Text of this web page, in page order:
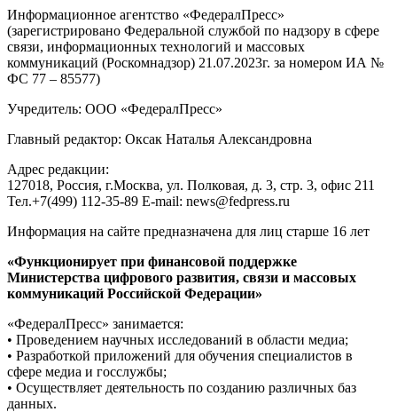
Информационное агентство «ФедералПресс»
(зарегистрировано Федеральной службой по надзору в сфере
связи, информационных технологий и массовых
коммуникаций (Роскомнадзор) 21.07.2023г. за номером ИА №
ФС 77 – 85577)
Учредитель: ООО «ФедералПресс»
Главный редактор: Оксак Наталья Александровна
Адрес редакции:
127018, Россия, г.Москва, ул. Полковая, д. 3, стр. 3, офис 211
Тел.+7(499) 112-35-89 E-mail: news@fedpress.ru
Информация на сайте предназначена для лиц старше 16 лет
«Функционирует при финансовой поддержке
Министерства цифрового развития, связи и массовых
коммуникаций Российской Федерации»
«ФедералПресс» занимается:
• Проведением научных исследований в области медиа;
• Разработкой приложений для обучения специалистов в
сфере медиа и госслужбы;
• Осуществляет деятельность по созданию различных баз
данных.